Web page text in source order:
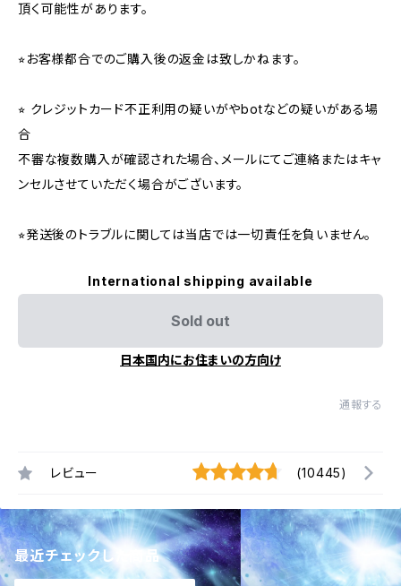
頂く可能性があります。
⭐︎お客様都合でのご購入後の返金は致しかねます。
⭐︎ クレジットカード不正利用の疑いがやbotなどの疑いがある場
合
不審な複数購入が確認された場合、メールにてご連絡またはキャ
ンセルさせていただく場合がございます。
⭐︎発送後のトラブルに関しては当店では一切責任を負いません。
International shipping available
Sold out
日本国内にお住まいの方向け
通報する
レビュー (10445)
最近チェックした商品